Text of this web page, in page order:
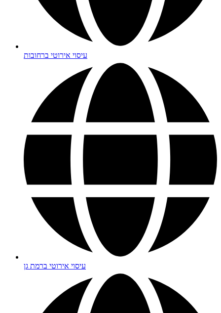
עיסוי אירוטי ברחובות
עיסוי אירוטי ברמת גן